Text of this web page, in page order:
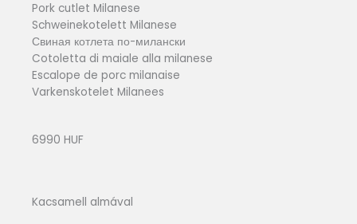
Pork cutlet Milanese
Schweinekotelett Milanese
Свиная котлета по-милански
Cotoletta di maiale alla milanese
Escalope de porc milanaise
Varkenskotelet Milanees
6990 HUF
Kacsamell almával